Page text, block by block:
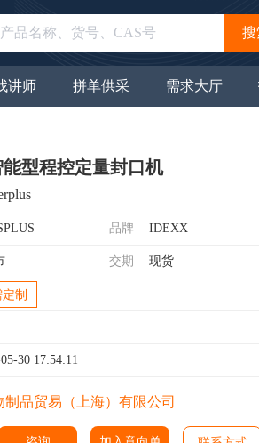
搜
讲师 拼单供采 需求大厅
能型程控定量封口机
品牌 IDEXX
交期 现货
制
30 17:54:11
制品贸易（上海）有限公司